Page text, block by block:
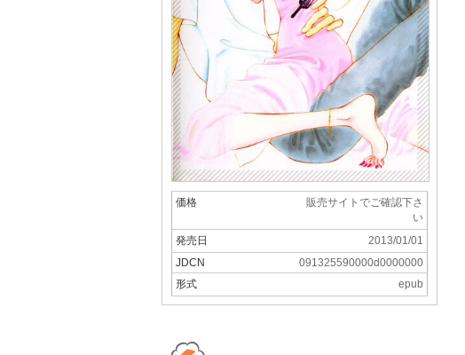
価格
販売サイトでご確認下さ
い
発売日
2013/01/01
JDCN
091325590000d0000000
形式
epub